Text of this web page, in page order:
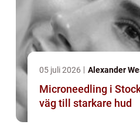
05 juli 2026 Alexander
Microneedling i
väg till starkare hud